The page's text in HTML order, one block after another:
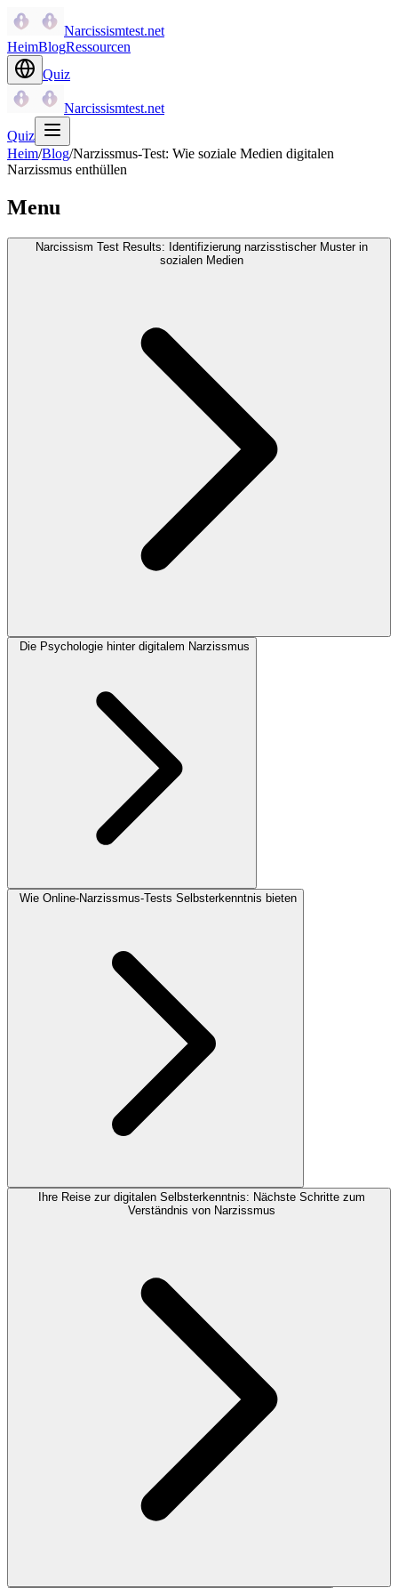
Narcissismtest.net
HeimBlogRessourcen
Quiz
Narcissismtest.net
Quiz
Heim/Blog/Narzissmus-Test: Wie soziale Medien digitalen
Narzissmus enthüllen
Menu
Narcissism Test Results: Identifizierung narzisstischer Muster in
sozialen Medien
Die Psychologie hinter digitalem Narzissmus
Wie Online-Narzissmus-Tests Selbsterkenntnis bieten
Ihre Reise zur digitalen Selbsterkenntnis: Nächste Schritte zum
Verständnis von Narzissmus